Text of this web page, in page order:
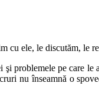
ele, le discutăm, le
problemele pe care
nu înseamnă o